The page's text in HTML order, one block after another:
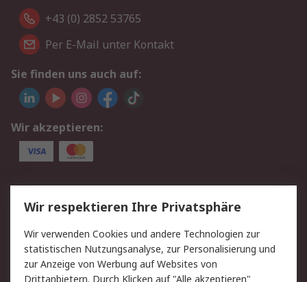
+43 (0) 2852 53765
Per E-Mail unter Kontakt
Sie finden uns auch auf:
Wir akzeptieren:
Service
Value Added Services
Lieferlösungen
Rücksendung/Entsorgung Kontakt
Hilfe
Wir respektieren Ihre Privatsphäre
Wir verwenden Cookies und andere Technologien zur
statistischen Nutzungsanalyse, zur Personalisierung und
zur Anzeige von Werbung auf Websites von
Drittanbietern. Durch Klicken auf "Alle akzeptieren"